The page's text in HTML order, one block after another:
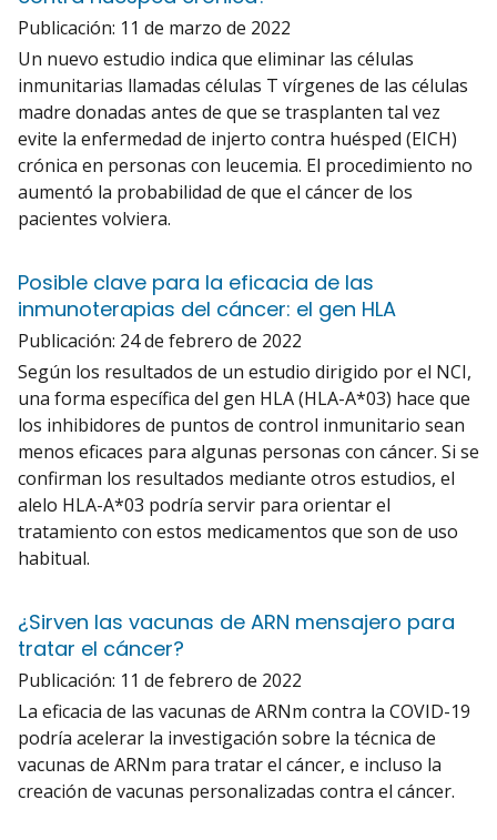
Publicación: 11 de marzo de 2022
Un nuevo estudio indica que eliminar las células
inmunitarias llamadas células T vírgenes de las células
madre donadas antes de que se trasplanten tal vez
evite la enfermedad de injerto contra huésped (EICH)
crónica en personas con leucemia. El procedimiento no
aumentó la probabilidad de que el cáncer de los
pacientes volviera.
Posible clave para la eficacia de las
inmunoterapias del cáncer: el gen HLA
Publicación: 24 de febrero de 2022
Según los resultados de un estudio dirigido por el NCI,
una forma específica del gen HLA (HLA-A*03) hace que
los inhibidores de puntos de control inmunitario sean
menos eficaces para algunas personas con cáncer. Si se
confirman los resultados mediante otros estudios, el
alelo HLA-A*03 podría servir para orientar el
tratamiento con estos medicamentos que son de uso
habitual.
¿Sirven las vacunas de ARN mensajero para
tratar el cáncer?
Publicación: 11 de febrero de 2022
La eficacia de las vacunas de ARNm contra la COVID-19
podría acelerar la investigación sobre la técnica de
vacunas de ARNm para tratar el cáncer, e incluso la
creación de vacunas personalizadas contra el cáncer.